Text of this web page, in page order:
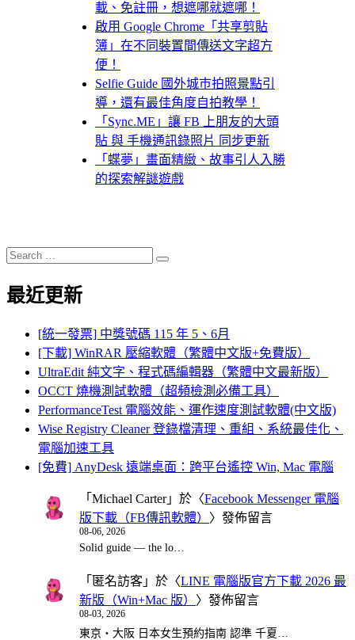
載、免註冊，想遮哪就遮哪！
啟用 Google Chrome「共享剪貼
簿」在不同裝置間傳送文字超方
便！
Selfie Guide 國外城巿拍照景點引
導，還有最佳角度自拍教學！
「Sync.ME」讓 FB 上朋友的大頭
貼 與 手機通訊錄照片 同步更新
「蝶夢」畫面精緻、故事引人入勝
的探索解謎遊戲
Search
for:
Search
最近更新
[統一發票] 中獎號碼 115 年 5、6月
[下載] WinRAR 壓縮軟體（繁體中文版+免費版）
UltraEdit 純文字、程式碼編輯器（繁體中文最新版）
OCCT 燒機測試軟體（超頻檢測必備工具）
PerformanceTest 電腦效能、運作速度測試軟體(中文版)
Wise Registry Cleaner 登錄檔清理、重組、系統最佳化、
電腦加速工具
[免費] AnyDesk 遠端桌面：跨平台遙控 Win, Mac 電腦
「 Michael Carter」於〈Facebook Messenger 電腦
版下載（FB傳訊軟體） 〉發佈留言
08-06, 2026
Solid guide — the lo…
「 匿名訪客 」於〈LINE 電腦版官方下載 2026 最
新版（Win+Mac 版） 〉發佈留言
08-03, 2026
東京・大阪 日本女生預約指南 認準 千夏…